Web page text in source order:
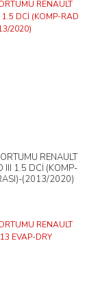
RENAULT
III 1.5 DCİ (KOMP-
(2013/2020)